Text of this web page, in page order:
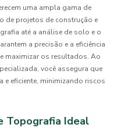
uma ampla gama de
de projetos de construção e
até a análise de solo e o
a precisão e a eficiência
maximizar os resultados. Ao
você assegura que
e eficiente, minimizando riscos
Topografia Ideal